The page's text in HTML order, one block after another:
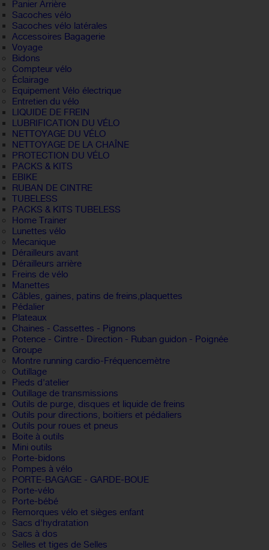
Panier Arrière
Sacoches vélo
Sacoches vélo latérales
Accessoires Bagagerie
Voyage
Bidons
Compteur vélo
Éclairage
Equipement Vélo électrique
Entretien du vélo
LIQUIDE DE FREIN
LUBRIFICATION DU VÉLO
NETTOYAGE DU VÉLO
NETTOYAGE DE LA CHAÎNE
PROTECTION DU VÉLO
PACKS & KITS
EBIKE
RUBAN DE CINTRE
TUBELESS
PACKS & KITS TUBELESS
Home Trainer
Lunettes vélo
Mecanique
Dérailleurs avant
Dérailleurs arrière
Freins de vélo
Manettes
Câbles, gaines, patins de freins,plaquettes
Pédalier
Plateaux
Chaines - Cassettes - Pignons
Potence - Cintre - Direction - Ruban guidon - Poignée
Groupe
Montre running cardio-Fréquencemètre
Outillage
Pieds d'atelier
Outillage de transmissions
Outils de purge, disques et liquide de freins
Outils pour directions, boitiers et pédaliers
Outils pour roues et pneus
Boite à outils
Mini outils
Porte-bidons
Pompes à vélo
PORTE-BAGAGE - GARDE-BOUE
Porte-vélo
Porte-bébé
Remorques vélo et sièges enfant
Sacs d'hydratation
Sacs à dos
Selles et tiges de Selles